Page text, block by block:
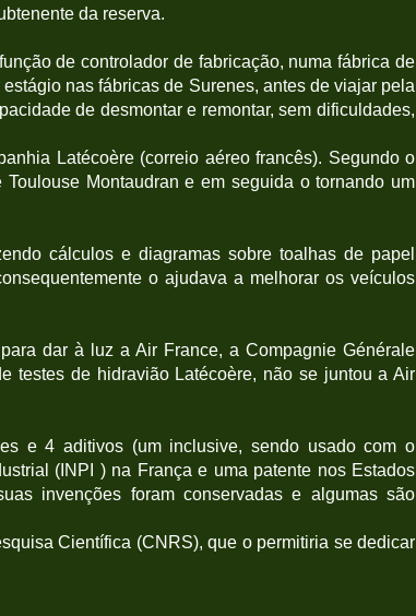
da reserva.
de controlador de fabricação, numa fábrica de
nas fábricas de Surenes, antes de viajar pela
de desmontar e remontar, sem dificuldades,
Latécoère (correio aéreo francês). Segundo o
Montaudran e em seguida o tornando um
cálculos e diagramas sobre toalhas de papel
o ajudava a melhorar os veículos
dar à luz a Air France, a Compagnie Générale
testes de hidravião Latécoère, não se juntou a Air
e 4 aditivos (um inclusive, sendo usado com o
(INPI ) na França e uma patente nos Estados
invenções foram conservadas e algumas são
Científica (CNRS), que o permitiria se dedicar